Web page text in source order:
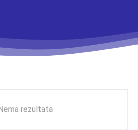
rezultata